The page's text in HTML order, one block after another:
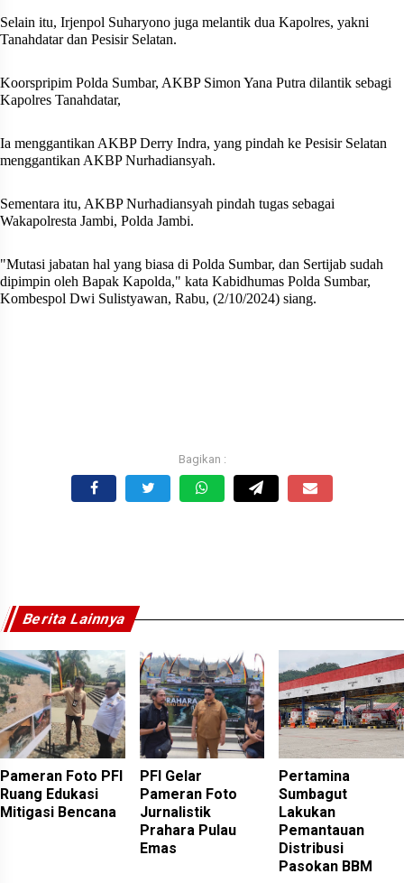
Selain itu, Irjenpol Suharyono juga melantik dua Kapolres, yakni
Tanahdatar dan Pesisir Selatan.
Koorspripim Polda Sumbar, AKBP Simon Yana Putra dilantik sebagi
Kapolres Tanahdatar,
Ia menggantikan AKBP Derry Indra, yang pindah ke Pesisir Selatan
menggantikan AKBP Nurhadiansyah.
Sementara itu, AKBP Nurhadiansyah pindah tugas sebagai
Wakapolresta Jambi, Polda Jambi.
"Mutasi jabatan hal yang biasa di Polda Sumbar, dan Sertijab sudah
dipimpin oleh Bapak Kapolda," kata Kabidhumas Polda Sumbar,
Kombespol Dwi Sulistyawan, Rabu, (2/10/2024) siang.
Berita Lainnya
Pameran Foto PFI
Ruang Edukasi
Mitigasi Bencana
PFI Gelar
Pameran Foto
Jurnalistik
Prahara Pulau
Emas
Pertamina
Sumbagut
Lakukan
Pemantauan
Distribusi
Pasokan BBM